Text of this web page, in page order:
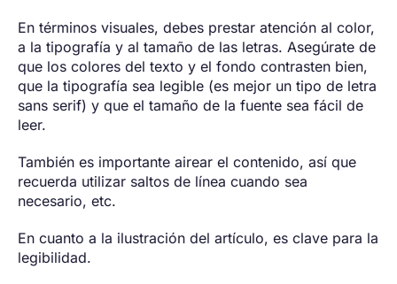
En términos visuales, debes prestar atención al color,
a la tipografía y al tamaño de las letras. Asegúrate de
que los colores del texto y el fondo contrasten bien,
que la tipografía sea legible (es mejor un tipo de letra
sans serif) y que el tamaño de la fuente sea fácil de
leer.
También es importante airear el contenido, así que
recuerda utilizar saltos de línea cuando sea
necesario, etc.
En cuanto a la ilustración del artículo, es clave para la
legibilidad.